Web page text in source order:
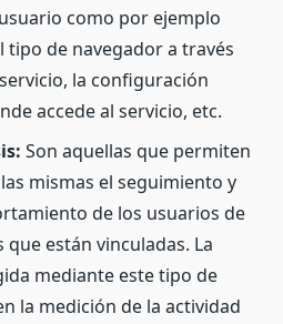
como por ejemplo
tipo de navegador a través
la configuración
accede al servicio, etc.
Son aquellas que permiten
mismas el seguimiento y
de los usuarios de
que están vinculadas. La
mediante este tipo de
la medición de la actividad